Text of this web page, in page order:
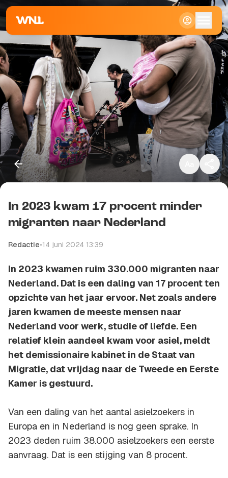
Klein
Standaard
Groot
Kopieer link
In 2023 kwam 17 procent minder
migranten naar Nederland
Redactie•14 juni 2024 13:39
In 2023 kwamen ruim 330.000 migranten naar
Nederland. Dat is een daling van 17 procent ten
opzichte van het jaar ervoor. Net zoals andere
jaren kwamen de meeste mensen naar
Nederland voor werk, studie of liefde. Een
relatief klein aandeel kwam voor asiel, meldt
het demissionaire kabinet in de Staat van
Migratie, dat vrijdag naar de Tweede en Eerste
Kamer is gestuurd.
Van een daling van het aantal asielzoekers in
Europa en in Nederland is nog geen sprake. In
2023 deden ruim 38.000 asielzoekers een eerste
aanvraag. Dat is een stijging van 8 procent.